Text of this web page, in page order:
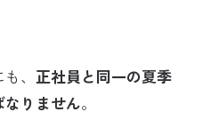
も、正社員と同一の夏季
りません。